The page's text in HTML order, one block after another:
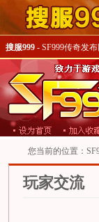
搜服999 - SF999传奇发
您当前的位置：
玩家交流